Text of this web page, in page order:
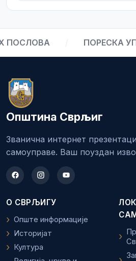
ПОРЕСКА
Општина Сврљиг
Званична интернет
самоуправе. Ваш поуздан
О СВРЉИГУ
Опште информације
Историјат
Култура